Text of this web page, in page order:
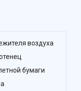
воздуха
бумаги